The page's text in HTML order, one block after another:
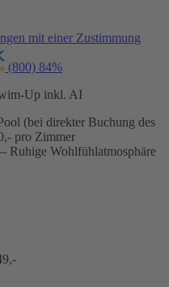
mit einer Zustimmung
(800) 84%
Up inkl. AI
(bei direkter Buchung des
pro Zimmer
Ruhige Wohlfühlatmosphäre